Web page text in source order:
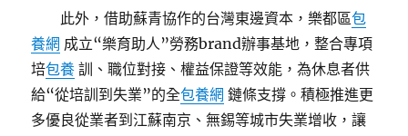
此外，借助蘇青協作的台灣東邊資本，樂都區包
養網 成立“樂育助人”勞務brand辦事基地，整合專項
培包養 訓、職位對接、權益保證等效能，為休息者供
給“從培訓到失業”的全包養網 鏈條支撐。積極推進更
多優良從業者到江蘇南京、無錫等城市失業增收，讓